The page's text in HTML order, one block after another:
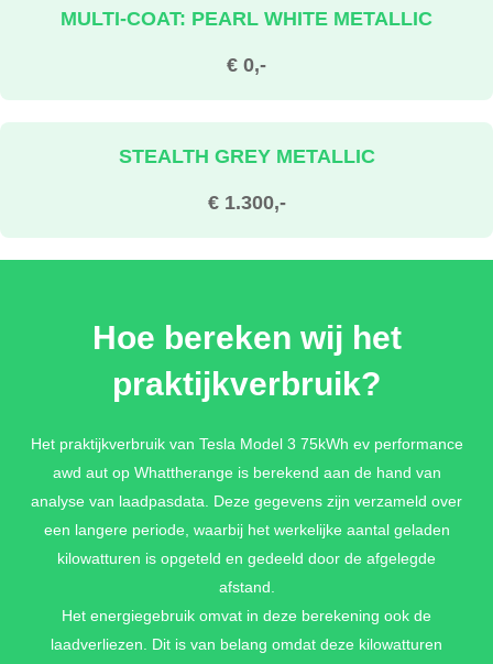
€ 0,-
MULTI-COAT: PEARL WHITE METALLIC
€ 1.300,-
STEALTH GREY METALLIC
€ 2.000,-
€ 0,-
€ 2.000,-
QUICKSILVER METALLIC
Hoe bereken wij het
praktijkverbruik?
Het praktijkverbruik van Tesla Model 3 75kWh ev performance
awd aut op Whattherange is berekend aan de hand van
analyse van laadpasdata. Deze gegevens zijn verzameld over
een langere periode, waarbij het werkelijke aantal geladen
kilowatturen is opgeteld en gedeeld door de afgelegde
afstand.
Het energiegebruik omvat in deze berekening ook de
laadverliezen. Dit is van belang omdat deze kilowatturen